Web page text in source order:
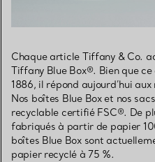
Chaque article Tiffany & Co.
Tiffany Blue Box®. Bien que
1886, il répond aujourd’hui
Nos boîtes Blue Box et nos
recyclable certifié FSC®. De
fabriqués à partir de papier
boîtes Blue Box sont
papier recyclé à 75 %.